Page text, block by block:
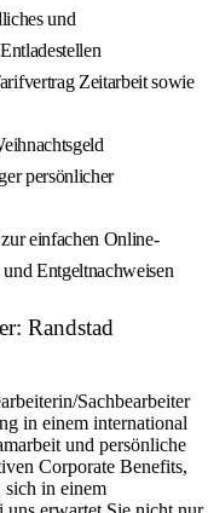
und
Zeitarbeit sowie
persönlicher
einfachen Online-
Entgeltnachweisen
Randstad
Sachbearbeiter
in einem international
und persönliche
Corporate Benefits,
in einem